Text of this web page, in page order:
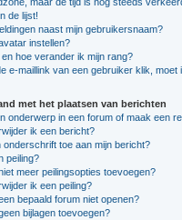
de lijst!
naast mijn gebruikersnaam?
instellen?
hoe verander ik mijn rang?
e-maillink van een gebruiker klik, moet
met het plaatsen van berichten
onderwerp in een forum of maak een
ik een bericht?
onderschrift toe aan mijn bericht?
peiling?
meer peilingsopties toevoegen?
ik een peiling?
bepaald forum niet openen?
bijlagen toevoegen?